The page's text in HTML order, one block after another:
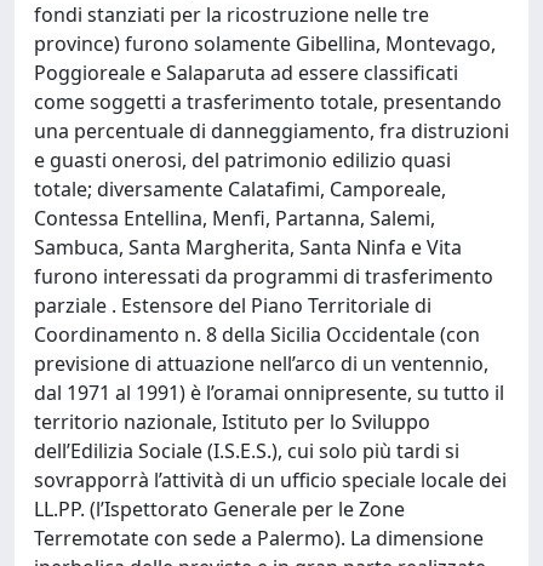
fondi stanziati per la ricostruzione nelle tre
province) furono solamente Gibellina, Montevago,
Poggioreale e Salaparuta ad essere classificati
come soggetti a trasferimento totale, presentando
una percentuale di danneggiamento, fra distruzioni
e guasti onerosi, del patrimonio edilizio quasi
totale; diversamente Calatafimi, Camporeale,
Contessa Entellina, Menfi, Partanna, Salemi,
Sambuca, Santa Margherita, Santa Ninfa e Vita
furono interessati da programmi di trasferimento
parziale . Estensore del Piano Territoriale di
Coordinamento n. 8 della Sicilia Occidentale (con
previsione di attuazione nell’arco di un ventennio,
dal 1971 al 1991) è l’oramai onnipresente, su tutto il
territorio nazionale, Istituto per lo Sviluppo
dell’Edilizia Sociale (I.S.E.S.), cui solo più tardi si
sovrapporrà l’attività di un ufficio speciale locale dei
LL.PP. (l’Ispettorato Generale per le Zone
Terremotate con sede a Palermo). La dimensione